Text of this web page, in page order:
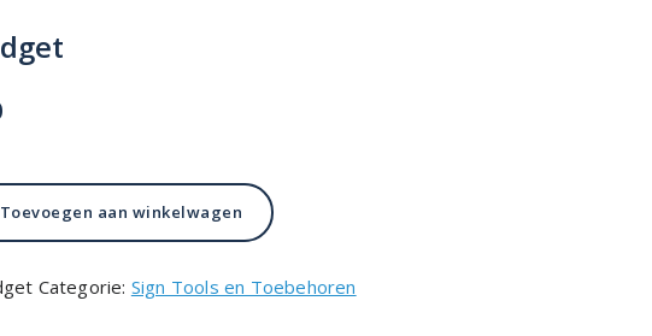
is:
€2.00.
Toevoegen aan winkelwagen
Categorie: Sign Tools en Toebehoren